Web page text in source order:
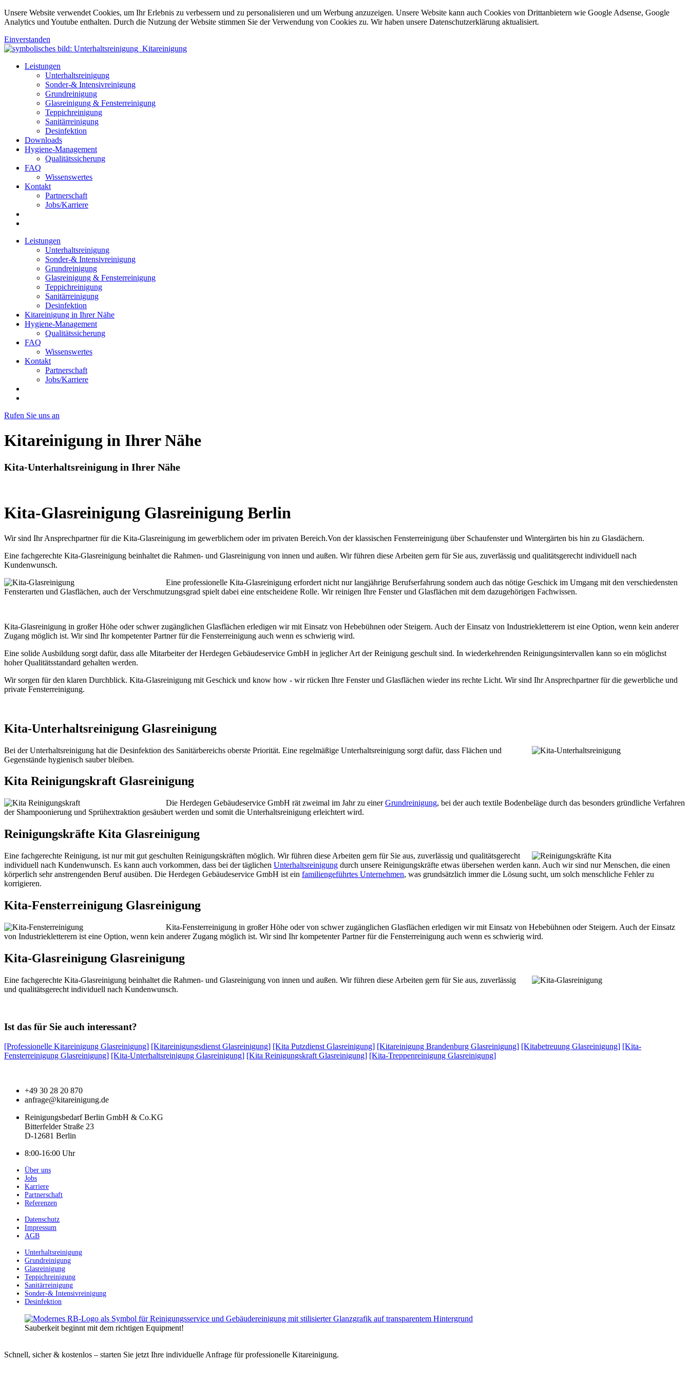
Unsere Website verwendet Cookies, um Ihr Erlebnis zu verbessern und zu personalisieren und um Werbung anzuzeigen. Unsere Website kann auch Cookies von Drittanbietern wie Google Adsense, Google
Analytics und Youtube enthalten. Durch die Nutzung der Website stimmen Sie der Verwendung von Cookies zu. Wir haben unsere Datenschutzerklärung aktualisiert.
Einverstanden
Leistungen
Unterhaltsreinigung
Sonder-& Intensivreinigung
Grundreinigung
Glasreinigung & Fensterreinigung
Teppichreinigung
Sanitärreinigung
Desinfektion
Downloads
Hygiene-Management
Qualitätssicherung
FAQ
Wissenswertes
Kontakt
Partnerschaft
Jobs/Karriere
Leistungen
Unterhaltsreinigung
Sonder-& Intensivreinigung
Grundreinigung
Glasreinigung & Fensterreinigung
Teppichreinigung
Sanitärreinigung
Desinfektion
Kitareinigung in Ihrer Nähe
Hygiene-Management
Qualitätssicherung
FAQ
Wissenswertes
Kontakt
Partnerschaft
Jobs/Karriere
Rufen Sie uns an
Kitareinigung in Ihrer Nähe
Kita-Unterhaltsreinigung in Ihrer Nähe
Kita-Glasreinigung Glasreinigung Berlin
Wir sind Ihr Ansprechpartner für die Kita-Glasreinigung im gewerblichem oder im privaten Bereich.Von der klassischen Fensterreinigung über Schaufenster und Wintergärten bis hin zu Glasdächern.
Eine fachgerechte Kita-Glasreinigung beinhaltet die Rahmen- und Glasreinigung von innen und außen. Wir führen diese Arbeiten gern für Sie aus, zuverlässig und qualitätsgerecht individuell nach
Kundenwunsch.
Eine professionelle Kita-Glasreinigung erfordert nicht nur langjährige Berufserfahrung sondern auch das nötige Geschick im Umgang mit den verschiedensten
Fensterarten und Glasflächen, auch der Verschmutzungsgrad spielt dabei eine entscheidene Rolle. Wir reinigen Ihre Fenster und Glasflächen mit dem dazugehörigen Fachwissen.
Kita-Glasreinigung in großer Höhe oder schwer zugänglichen Glasflächen erledigen wir mit Einsatz von Hebebühnen oder Steigern. Auch der Einsatz von Industriekletterern ist eine Option, wenn kein anderer
Zugang möglich ist. Wir sind Ihr kompetenter Partner für die Fensterreinigung auch wenn es schwierig wird.
Eine solide Ausbildung sorgt dafür, dass alle Mitarbeiter der Herdegen Gebäudeservice GmbH in jeglicher Art der Reinigung geschult sind. In wiederkehrenden Reinigungsintervallen kann so ein möglichst
hoher Qualitätsstandard gehalten werden.
Wir sorgen für den klaren Durchblick. Kita-Glasreinigung mit Geschick und know how - wir rücken Ihre Fenster und Glasflächen wieder ins rechte Licht. Wir sind Ihr Ansprechpartner für die gewerbliche und
private Fensterreinigung.
Kita-Unterhaltsreinigung Glasreinigung
Bei der Unterhaltsreinigung hat die Desinfektion des Sanitärbereichs oberste Priorität. Eine regelmäßige Unterhaltsreinigung sorgt dafür, dass Flächen und
Gegenstände hygienisch sauber bleiben.
Kita Reinigungskraft Glasreinigung
Die Herdegen Gebäudeservice GmbH rät zweimal im Jahr zu einerGrundreinigung, bei der auch textile Bodenbeläge durch das besonders gründliche Verfahren
der Shampoonierung und Sprühextraktion gesäubert werden und somit die Unterhaltsreinigung erleichtert wird.
Reinigungskräfte Kita Glasreinigung
Eine fachgerechte Reinigung, ist nur mit gut geschulten Reinigungskräften möglich. Wir führen diese Arbeiten gern für Sie aus, zuverlässig und qualitätsgerecht
individuell nach Kundenwunsch. Es kann auch vorkommen, dass bei der täglichen Unterhaltsreinigung durch unsere Reinigungskräfte etwas übersehen werden kann. Auch wir sind nur Menschen, die einen
körperlich sehr anstrengenden Beruf ausüben. Die Herdegen Gebäudeservice GmbH ist ein familiengeführtes Unternehmen, was grundsätzlich immer die Lösung sucht, um solch menschliche Fehler zu
korrigieren.
Kita-Fensterreinigung Glasreinigung
Kita-Fensterreinigung in großer Höhe oder von schwer zugänglichen Glasflächen erledigen wir mit Einsatz von Hebebühnen oder Steigern. Auch der Einsatz
von Industriekletterern ist eine Option, wenn kein anderer Zugang möglich ist. Wir sind Ihr kompetenter Partner für die Fensterreinigung auch wenn es schwierig wird.
Kita-Glasreinigung Glasreinigung
Eine fachgerechte Kita-Glasreinigung beinhaltet die Rahmen- und Glasreinigung von innen und außen. Wir führen diese Arbeiten gern für Sie aus, zuverlässig
und qualitätsgerecht individuell nach Kundenwunsch.
Ist das für Sie auch interessant?
[Professionelle Kitareinigung Glasreinigung] [Kitareinigungsdienst Glasreinigung] [Kita Putzdienst Glasreinigung] [Kitareinigung Brandenburg Glasreinigung] [Kitabetreuung Glasreinigung] [Kita-
Fensterreinigung Glasreinigung] [Kita-Unterhaltsreinigung Glasreinigung] [Kita Reinigungskraft Glasreinigung] [Kita-Treppenreinigung Glasreinigung]
+49 30 28 20 870
anfrage@kitareinigung.de
Reinigungsbedarf Berlin GmbH & Co.KG
Bitterfelder Straße 23
D-12681 Berlin
8:00-16:00 Uhr
Über uns
Jobs
Karriere
Partnerschaft
Referenzen
Datenschutz
Impressum
AGB
Unterhaltsreinigung
Grundreinigung
Glasreinigung
Teppichreinigung
Sanitärreinigung
Sonder-& Intensivreinigung
Desinfektion
Sauberkeit beginnt mit dem richtigen Equipment!
Schnell, sicher & kostenlos – starten Sie jetzt Ihre individuelle Anfrage für professionelle Kitareinigung.